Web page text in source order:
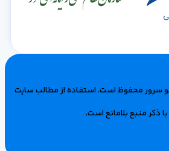
سرور محفوظ است‌. استفاده از مطالب سایت
ذکر منبع بلامانع است.